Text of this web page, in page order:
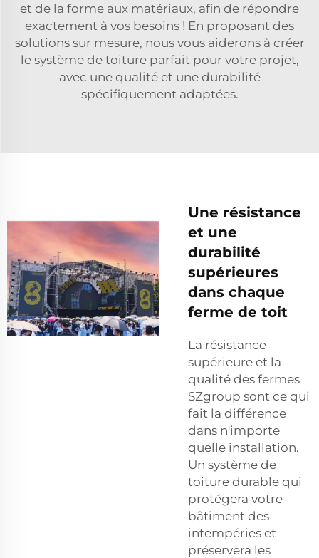
et de la forme aux matériaux, afin de répondre
exactement à vos besoins ! En proposant des
solutions sur mesure, nous vous aiderons à créer
le système de toiture parfait pour votre projet,
avec une qualité et une durabilité
spécifiquement adaptées.
Une résistance
et une
durabilité
supérieures
dans chaque
ferme de toit
La résistance
supérieure et la
qualité des fermes
SZgroup sont ce qui
fait la différence
dans n'importe
quelle installation.
Un système de
toiture durable qui
protégera votre
bâtiment des
intempéries et
préservera les